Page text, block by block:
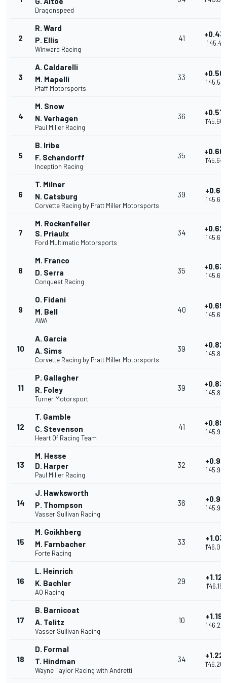
Dragonspeed
2
R. Ward
P. Ellis
Winward Racing
41
1'45.471
3
A. Caldarelli
M. Mapelli
Pfaff Motorsports
33
1'45.532
4
M. Snow
N. Verhagen
Paul Miller Racing
36
1'45.604
5
B. Iribe
F. Schandorff
Inception Racing
35
1'45.640
6
T. Milner
N. Catsburg
Corvette Racing by Pratt Miller Motorsports
39
1'45.653
7
M. Rockenfeller
S. Priaulx
Ford Multimatic Motorsports
34
1'45.655
8
M. Franco
D. Serra
Conquest Racing
35
1'45.667
9
O. Fidani
M. Bell
AWA
40
1'45.687
10
A. Garcia
A. Sims
Corvette Racing by Pratt Miller Motorsports
39
1'45.852
11
P. Gallagher
R. Foley
Turner Motorsport
39
1'45.869
12
T. Gamble
C. Stevenson
Heart Of Racing Team
41
1'45.924
13
M. Hesse
D. Harper
Paul Miller Racing
32
1'45.945
14
J. Hawksworth
P. Thompson
Vasser Sullivan Racing
36
1'45.947
15
M. Goikhberg
M. Farnbacher
Forte Racing
33 +1.031
1'46.063
16
L. Heinrich
K. Bachler
AO Racing
29 +1.124
1'46.156
17
B. Barnicoat
A. Telitz
Vasser Sullivan Racing
10 +1.194
1'46.226
18
D. Formal
T. Hindman
Wayne Taylor Racing with Andretti
34
1'46.260